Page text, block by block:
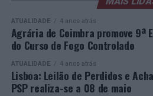
Entrega dos Prémios, durante a
os vencedores de cada categoria,
presença de mais de 500
Mais informações em:
https://
oportunidade a quem pretende
secundário e reforçar as suas
profissionais.
Durante a cerimónia foi ainda
desenvolvido por toda a equipa
ATUALIDADE 4 anos atrás
Agrária de Coimbra promove 9ª
do Curso de Fogo Controlado
ATUALIDADE 4 anos atrás
Lisboa: Leilão de Perdidos e
PSP realiza-se a 08 de maio